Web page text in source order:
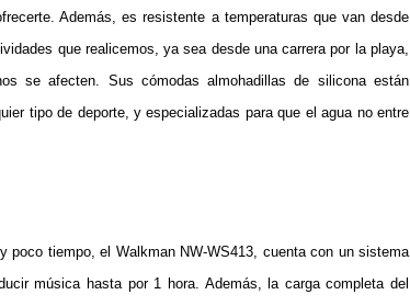
Además, es resistente a temperaturas que van desde
que realicemos, ya sea desde una carrera por la playa,
se afecten. Sus cómodas almohadillas de silicona están
tipo de deporte, y especializadas para que el agua no entre
poco tiempo, el Walkman NW-WS413, cuenta con un sistema
música hasta por 1 hora. Además, la carga completa del